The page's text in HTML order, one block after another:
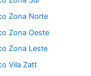
Zona Norte
Zona Oeste
Zona Leste
Vila Zatt